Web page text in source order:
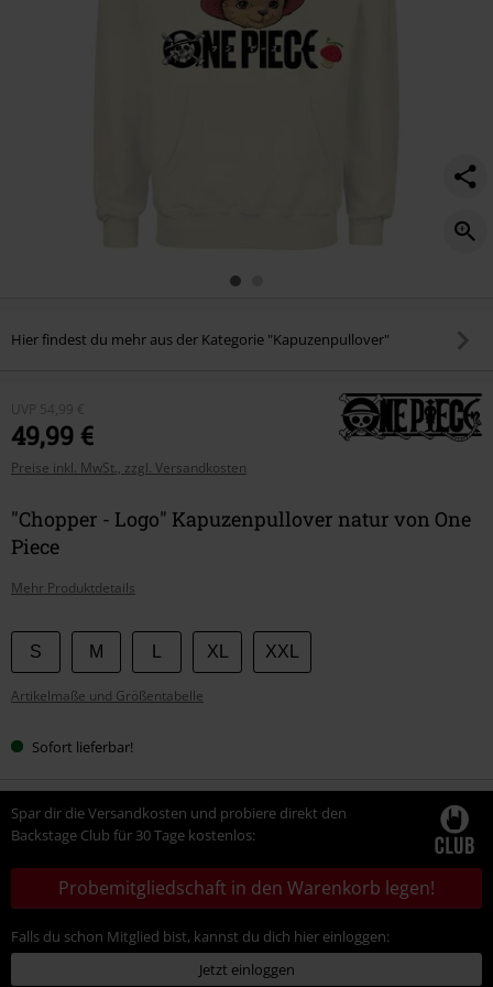
Hier findest du mehr aus der Kategorie "Kapuzenpullover"
UVP 54,99 €
49,99 €
Preise inkl. MwSt., zzgl. Versandkosten
"Chopper - Logo" Kapuzenpullover natur von One
Piece
Mehr Produktdetails
Wähle
deine
Größe
S M XL XXL
Artikelmaße und Größentabelle
Sofort lieferbar!
Spar dir die Versandkosten und probiere direkt den
Backstage Club für 30 Tage kostenlos:
Probemitgliedschaft in den Warenkorb legen!
Falls du schon Mitglied bist, kannst du dich hier einloggen:
Jetzt einloggen